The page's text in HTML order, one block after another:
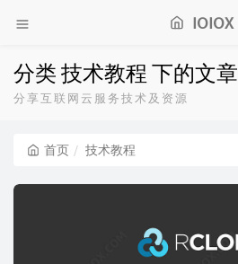
IOIOX
分类 技术教程 下的文章
分享互联网云服务技术及资源
首页 技术教程